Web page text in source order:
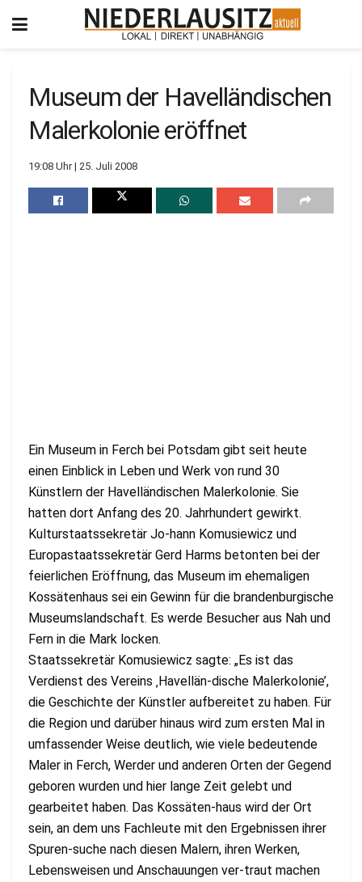
Museum der Havelländischen
Malerkolonie eröffnet
19:08 Uhr | 25. Juli 2008
Ein Museum in Ferch bei Potsdam gibt seit heute
einen Einblick in Leben und Werk von rund 30
Künstlern der Havelländischen Malerkolonie. Sie
hatten dort Anfang des 20. Jahrhundert gewirkt.
Kulturstaatssekretär Jo-hann Komusiewicz und
Europastaatssekretär Gerd Harms betonten bei der
feierlichen Eröffnung, das Museum im ehemaligen
Kossätenhaus sei ein Gewinn für die brandenburgische
Museumslandschaft. Es werde Besucher aus Nah und
Fern in die Mark locken.
Staatssekretär Komusiewicz sagte: „Es ist das
Verdienst des Vereins ‚Havellän-dische Malerkolonie’,
die Geschichte der Künstler aufbereitet zu haben. Für
die Region und darüber hinaus wird zum ersten Mal in
umfassender Weise deutlich, wie viele bedeutende
Maler in Ferch, Werder und anderen Orten der Gegend
geboren wurden und hier lange Zeit gelebt und
gearbeitet haben. Das Kossäten-haus wird der Ort
sein, an dem uns Fachleute mit den Ergebnissen ihrer
Spuren-suche nach diesen Malern, ihren Werken,
Lebensweisen und Anschauungen ver-traut machen